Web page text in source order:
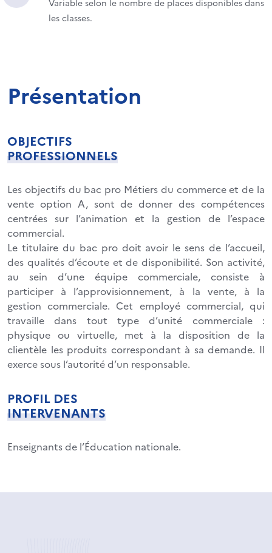
Variable selon le nombre de places disponibles dans
les classes.
Présentation
OBJECTIFS
PROFESSIONNELS
Les objectifs du bac pro Métiers du commerce et de la
vente option A, sont de donner des compétences
centrées sur l’animation et la gestion de l’espace
commercial.
Le titulaire du bac pro doit avoir le sens de l’accueil,
des qualités d’écoute et de disponibilité. Son activité,
au sein d’une équipe commerciale, consiste à
participer à l’approvisionnement, à la vente, à la
gestion commerciale. Cet employé commercial, qui
travaille dans tout type d’unité commerciale :
physique ou virtuelle, met à la disposition de la
clientèle les produits correspondant à sa demande. Il
exerce sous l’autorité d’un responsable.
PROFIL DES
INTERVENANTS
Enseignants de l’Éducation nationale.